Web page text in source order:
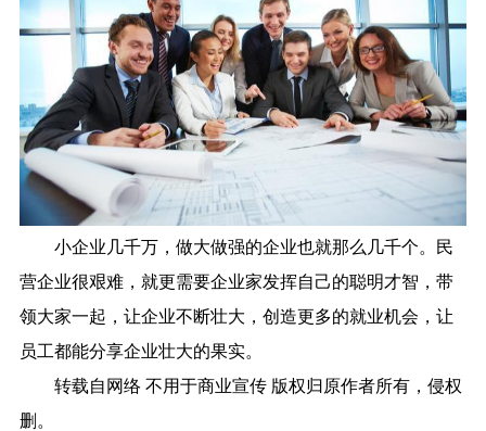
小企业几千万，做大做强的企业也就那么几千个。民
营企业很艰难，就更需要企业家发挥自己的聪明才智，带
领大家一起，让企业不断壮大，创造更多的就业机会，让
员工都能分享企业壮大的果实。
转载自网络 不用于商业宣传 版权归原作者所有，侵权
删。